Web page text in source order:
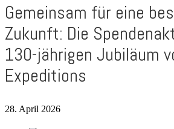
Gemeinsam für eine
Zukunft: Die
130-jährigen Jubiläum
Expeditions
28. April 2026